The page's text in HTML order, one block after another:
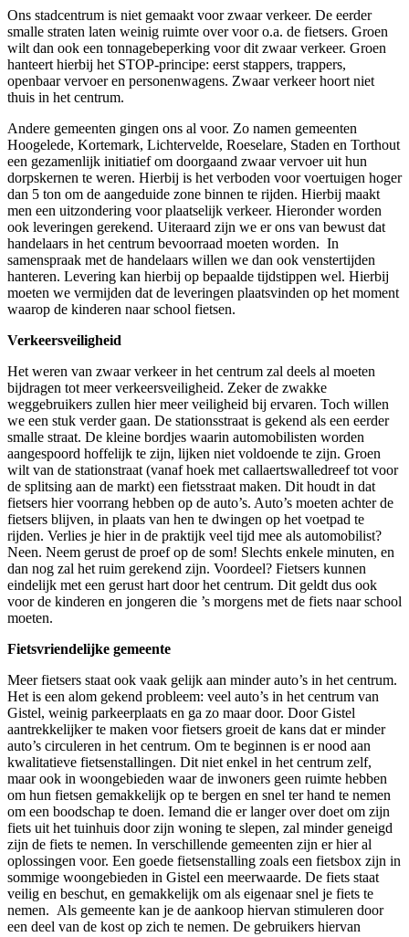
Ons stadcentrum is niet gemaakt voor zwaar verkeer. De eerder
smalle straten laten weinig ruimte over voor o.a. de fietsers. Groen
wilt dan ook een tonnagebeperking voor dit zwaar verkeer. Groen
hanteert hierbij het STOP-principe: eerst stappers, trappers,
openbaar vervoer en personenwagens. Zwaar verkeer hoort niet
thuis in het centrum.
Andere gemeenten gingen ons al voor. Zo namen gemeenten
Hoogelede, Kortemark, Lichtervelde, Roeselare, Staden en Torthout
een gezamenlijk initiatief om doorgaand zwaar vervoer uit hun
dorpskernen te weren. Hierbij is het verboden voor voertuigen hoger
dan 5 ton om de aangeduide zone binnen te rijden. Hierbij maakt
men een uitzondering voor plaatselijk verkeer. Hieronder worden
ook leveringen gerekend. Uiteraard zijn we er ons van bewust dat
handelaars in het centrum bevoorraad moeten worden. In
samenspraak met de handelaars willen we dan ook venstertijden
hanteren. Levering kan hierbij op bepaalde tijdstippen wel. Hierbij
moeten we vermijden dat de leveringen plaatsvinden op het moment
waarop de kinderen naar school fietsen.
Verkeersveiligheid
Het weren van zwaar verkeer in het centrum zal deels al moeten
bijdragen tot meer verkeersveiligheid. Zeker de zwakke
weggebruikers zullen hier meer veiligheid bij ervaren. Toch willen
we een stuk verder gaan. De stationsstraat is gekend als een eerder
smalle straat. De kleine bordjes waarin automobilisten worden
aangespoord hoffelijk te zijn, lijken niet voldoende te zijn. Groen
wilt van de stationstraat (vanaf hoek met callaertswalledreef tot voor
de splitsing aan de markt) een fietsstraat maken. Dit houdt in dat
fietsers hier voorrang hebben op de auto’s. Auto’s moeten achter de
fietsers blijven, in plaats van hen te dwingen op het voetpad te
rijden. Verlies je hier in de praktijk veel tijd mee als automobilist?
Neen. Neem gerust de proef op de som! Slechts enkele minuten, en
dan nog zal het ruim gerekend zijn. Voordeel? Fietsers kunnen
eindelijk met een gerust hart door het centrum. Dit geldt dus ook
voor de kinderen en jongeren die ’s morgens met de fiets naar school
moeten.
Fietsvriendelijke gemeente
Meer fietsers staat ook vaak gelijk aan minder auto’s in het centrum.
Het is een alom gekend probleem: veel auto’s in het centrum van
Gistel, weinig parkeerplaats en ga zo maar door. Door Gistel
aantrekkelijker te maken voor fietsers groeit de kans dat er minder
auto’s circuleren in het centrum. Om te beginnen is er nood aan
kwalitatieve fietsenstallingen. Dit niet enkel in het centrum zelf,
maar ook in woongebieden waar de inwoners geen ruimte hebben
om hun fietsen gemakkelijk op te bergen en snel ter hand te nemen
om een boodschap te doen. Iemand die er langer over doet om zijn
fiets uit het tuinhuis door zijn woning te slepen, zal minder geneigd
zijn de fiets te nemen. In verschillende gemeenten zijn er hier al
oplossingen voor. Een goede fietsenstalling zoals een fietsbox zijn in
sommige woongebieden in Gistel een meerwaarde. De fiets staat
veilig en beschut, en gemakkelijk om als eigenaar snel je fiets te
nemen. Als gemeente kan je de aankoop hiervan stimuleren door
een deel van de kost op zich te nemen. De gebruikers hiervan